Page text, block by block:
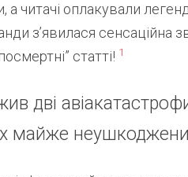
читачі оплакували
з’явилася сенсаційна
статті​! 1
дві
майже